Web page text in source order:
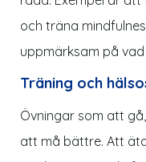
och träna
uppmärksam på
Träning och
Övningar som att
att må bättre. Att